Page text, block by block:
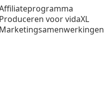
Produceren voor vidaXL
Marketingsamenwerkingen